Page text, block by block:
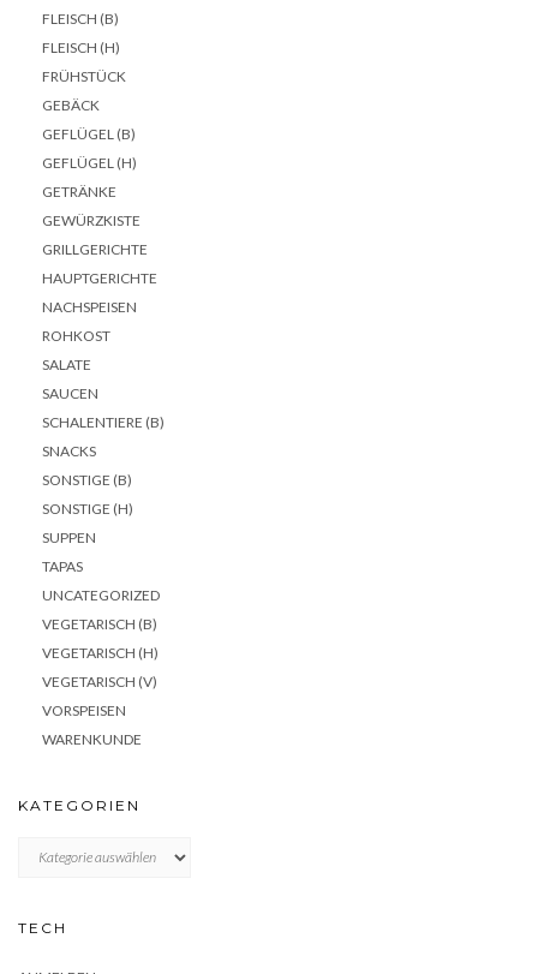
FLEISCH (B)
FLEISCH (H)
FRÜHSTÜCK
GEBÄCK
GEFLÜGEL (B)
GEFLÜGEL (H)
GETRÄNKE
GEWÜRZKISTE
GRILLGERICHTE
HAUPTGERICHTE
NACHSPEISEN
ROHKOST
SALATE
SAUCEN
SCHALENTIERE (B)
SNACKS
SONSTIGE (B)
SONSTIGE (H)
SUPPEN
TAPAS
UNCATEGORIZED
VEGETARISCH (B)
VEGETARISCH (H)
VEGETARISCH (V)
VORSPEISEN
WARENKUNDE
KATEGORIEN
TECH